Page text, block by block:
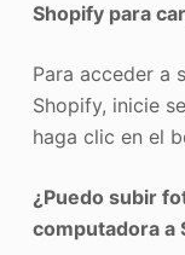
Shopify para
Para acceder a
Shopify, inicie
haga clic en el
¿Puedo subir
computadora a